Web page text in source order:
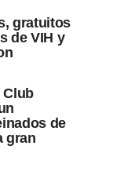
gratuitos
de VIH y
Club
de
gran